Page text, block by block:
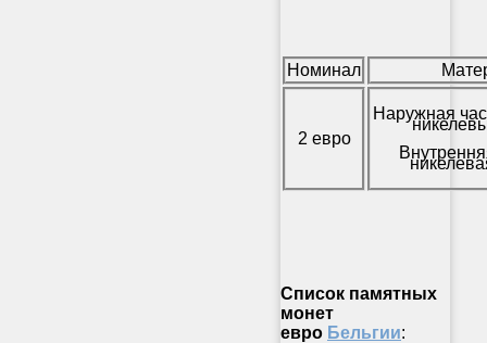
Номинал
2 евро
Наружная
Список памятных
монет
евро Бельгии: